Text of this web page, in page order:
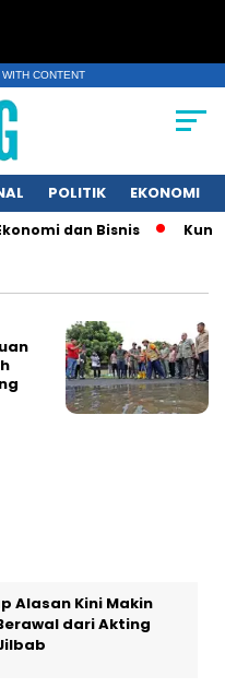
CONTENT
POLITIK EKONOMI
dan Bisnis Kunci
Alasan Kini Makin
dari Akting